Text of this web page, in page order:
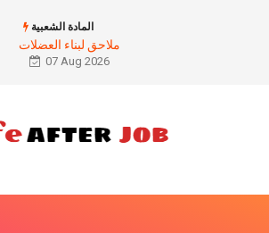
المادة الشعبية
ملاحق لبناء العضلات
07 Aug 2026